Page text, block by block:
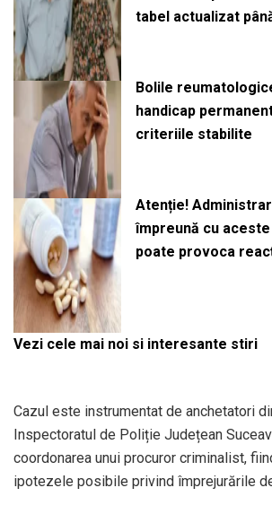
tabel actualizat
Bolile
handicap
criteriile stabilite
Atenție!
împreună cu
poate provoca
Vezi cele mai noi si interesante stiri
Cazul este instrumentat de anchetatori
Inspectoratul de Poliție Județean
coordonarea unui procuror criminalist,
ipotezele posibile privind împrejurările